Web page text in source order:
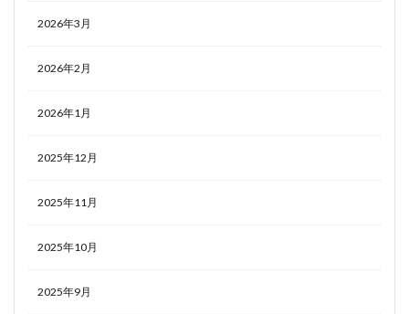
2026年3月
2026年2月
2026年1月
2025年12月
2025年11月
2025年10月
2025年9月